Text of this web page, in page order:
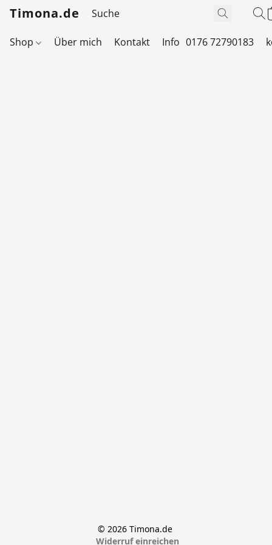
Timona.de
Shop Über mich Kontakt Info 0176 72790183
© 2026 Timona.de
Widerruf einreichen